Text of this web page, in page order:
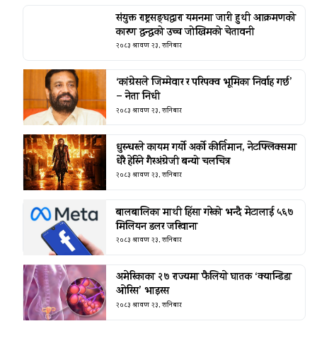
संयुक्त राष्ट्रसङ्घद्वारा यमनमा जारी हुथी आक्रमणको
कारण द्वन्द्वको उच्च जोखिमको चेतावनी
२०८३ श्रावण २३, शनिबार
‘कांग्रेसले जिम्मेवार र परिपक्व भूमिका निर्वाह गर्छ’
– नेता निधी
२०८३ श्रावण २३, शनिबार
धुरन्धरले कायम गर्यो अर्को कीर्तिमान, नेटफ्लिक्समा
धेरै हेरिने गैरअंग्रेजी बन्यो चलचित्र
२०८३ श्रावण २३, शनिबार
बालबालिका माथी हिंसा गरेको भन्दै मेटालाई ५६७
मिलियन डलर जरिवाना
२०८३ श्रावण २३, शनिबार
अमेरिकाका २७ राज्यमा फैलियाे घातक ‘क्यान्डिडा
ओरिस’ भाइरस
२०८३ श्रावण २३, शनिबार